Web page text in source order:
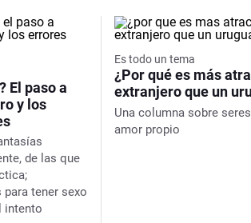
El paso a
y los
de las que
tener sexo
intento
Es todo un tema
¿Por qué es más
extranjero que un
Una columna sobre
amor propio